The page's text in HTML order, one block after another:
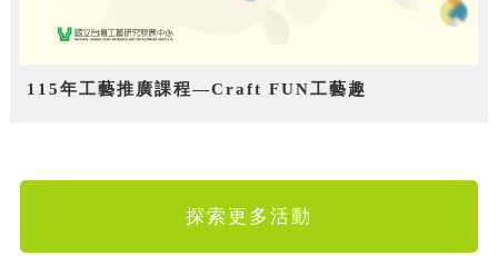
115年工藝推廣課程—Craft FUN工藝趣
探索更多活動